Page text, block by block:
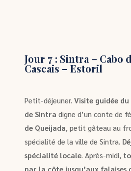
Jour 7 : Sintra – Cabo
Cascais – Estoril
Petit-déjeuner.Visite guidée
de Sintra digne d’un conte de
de Queijada, petit gâteau au
spécialité de la ville de Sintra.
spécialité locale. Après-midi,
par la côte jusqu’aux falaises